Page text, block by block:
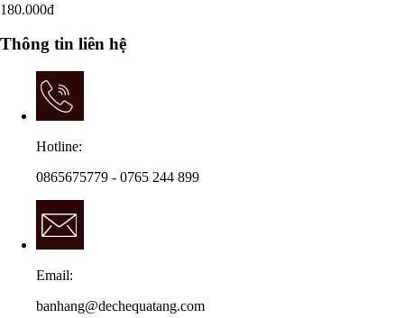
180.000đ
Thông tin liên hệ
Hotline:
0865675779 - 0765 244 899
Email:
banhang@dechequatang.com